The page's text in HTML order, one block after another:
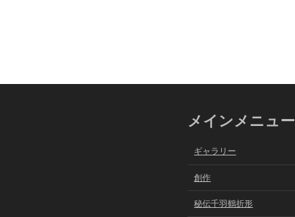
メインメニュー
ギャラリー
創作
秘伝千羽鶴折形